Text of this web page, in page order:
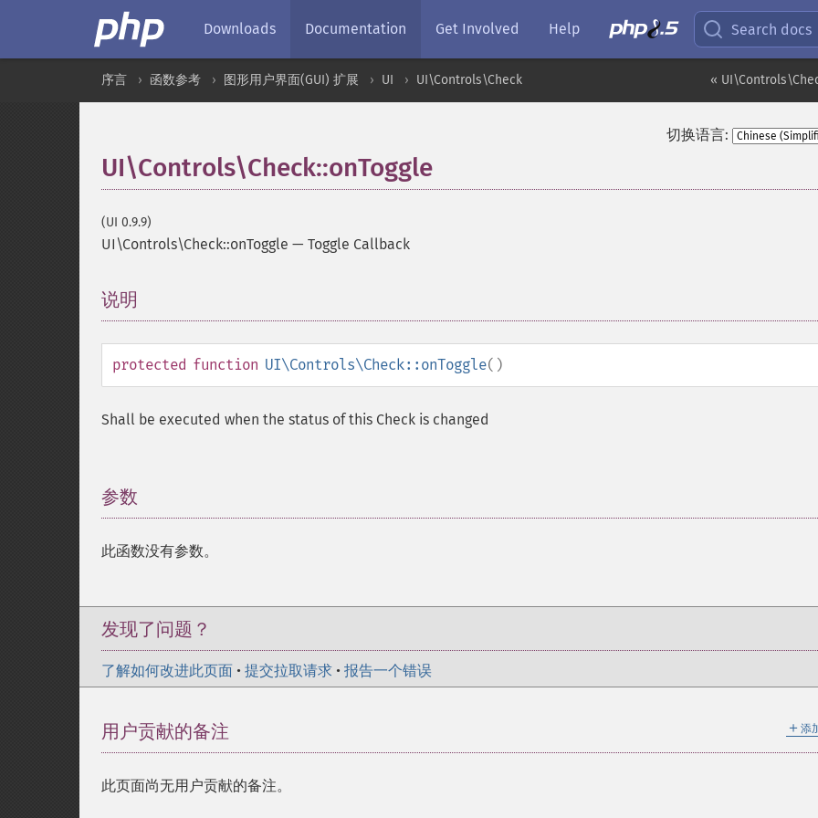
Downloads Documentation Get Involved Help Search docs
«
序言 函数参考 图形用户界面(GUI) 扩展 UI UI\Controls\Check
切换语言:
UI\Controls\Check::onToggle
(UI 0.9.9)
UI\Controls\Check::onToggle — Toggle Callback
说明
protected function UI\Controls\Check::onToggle()
Shall be executed when the status of this Check is changed
参数
此函数没有参数。
发现了问题？
了解如何改进此页面 • 提交拉取请求 • 报告一个错误
＋ 添
用户贡献的备注
此页面尚无用户贡献的备注。